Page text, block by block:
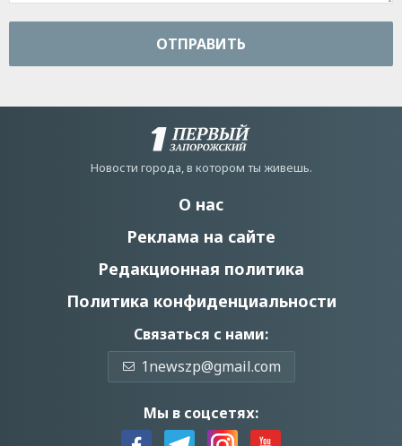
ОТПРАВИТЬ
Новости города, в котором ты живешь.
О нас
Реклама на сайте
Редакционная политика
Политика конфиденциальности
Связаться с нами:
1newszp@gmail.com
Мы в соцсетях: